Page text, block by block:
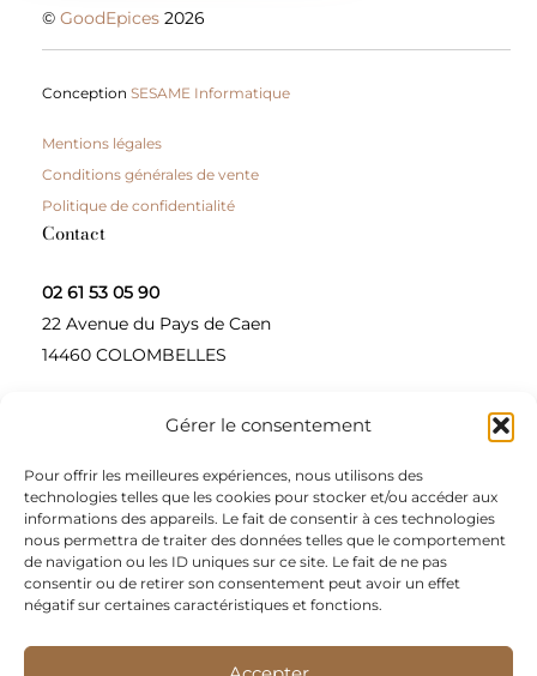
Gérer le consentement
Pour offrir les meilleures expériences, nous utilisons des
technologies telles que les cookies pour stocker et/ou accéder aux
informations des appareils. Le fait de consentir à ces technologies
nous permettra de traiter des données telles que le comportement
de navigation ou les ID uniques sur ce site. Le fait de ne pas
consentir ou de retirer son consentement peut avoir un effet
négatif sur certaines caractéristiques et fonctions.
©GoodEpices 2026
ConceptionSESAME Informatique
Mentions légales
Conditions générales de vente
Politique de confidentialité
Contact
02 61 53 05 90
22 Avenue du Pays de Caen
14460 COLOMBELLES
Contactez-nous
A propos
Une entreprise à taille humaine, concepteur et
fournisseur de produits alimentaires et d’épices pour
les restaurateurs, dont le siège social est à Colombelles